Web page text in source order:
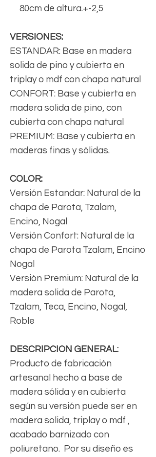
80cm de altura.+-2,5
VERSIONES:
ESTANDAR: Base en madera
solida de pino y cubierta en
triplay o mdf con chapa natural
CONFORT: Base y cubierta en
madera solida de pino, con
cubierta con chapa natural
PREMIUM: Base y cubierta en
maderas finas y sólidas.
COLOR:
Versión Estandar: Natural de la
chapa de Parota, Tzalam,
Encino, Nogal
Versión Confort: Natural de la
chapa de Parota Tzalam, Encino
Nogal
Versión Premium: Natural de la
madera solida de Parota,
Tzalam, Teca, Encino, Nogal,
Roble
DESCRIPCION GENERAL:
Producto de fabricación
artesanal hecho a base de
madera sólida y en cubierta
según su versión puede ser en
madera solida, triplay o mdf ,
acabado barnizado con
poliuretano. Por su diseño es